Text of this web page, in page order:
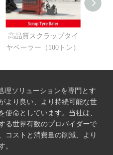
高品質スクラップタイ
ヤベーラー（100トン）
理ソリューションを専門とす
より良い、より持続可能な世
命としています。当社は、
る世界有数のプロバイダーで
コストと消費量の削減、より
。